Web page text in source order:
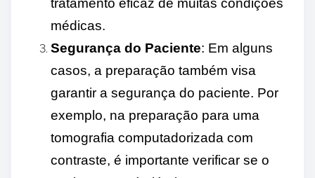
tratamento eficaz de muitas condições
médicas.
Segurança do Paciente: Em alguns
casos, a preparação também visa
garantir a segurança do paciente. Por
exemplo, na preparação para uma
tomografia computadorizada com
contraste, é importante verificar se o